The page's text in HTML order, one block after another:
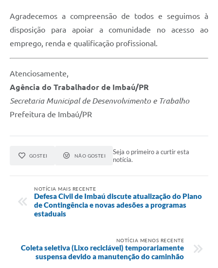
Agradecemos a compreensão de todos e seguimos à
disposição para apoiar a comunidade no acesso ao
emprego, renda e qualificação profissional.
Atenciosamente,
Agência do Trabalhador de Imbaú/PR
Secretaria Municipal de Desenvolvimento e Trabalho
Prefeitura de Imbaú/PR
GOSTEI NÃO GOSTEI
Seja o primeiro a curtir esta
notícia.
NOTÍCIA MAIS RECENTE
Defesa Civil de Imbaú discute atualização do Plano
de Contingência e novas adesões a programas
estaduais
NOTÍCIA MENOS RECENTE
Coleta seletiva (Lixo reciclável) temporariamente
suspensa devido a manutenção do caminhão